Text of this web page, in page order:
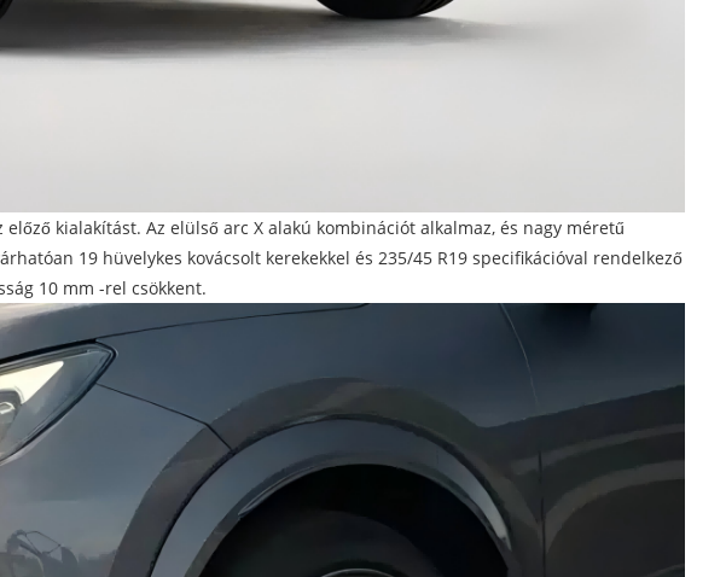
kialakítást. Az elülső arc X alakú kombinációt alkalmaz, és nagy méretű
19 hüvelykes kovácsolt kerekekkel és 235/45 R19 specifikációval rendelkező
10 mm -rel csökkent.